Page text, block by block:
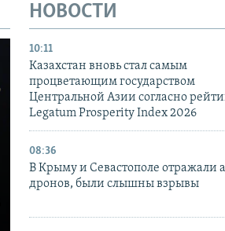
НОВОСТИ
10:11
Казахстан вновь стал самым
процветающим государством
Центральной Азии согласно
Legatum Prosperity Index 2026
08:36
В Крыму и Севастополе отражали
дронов, были слышны взрывы